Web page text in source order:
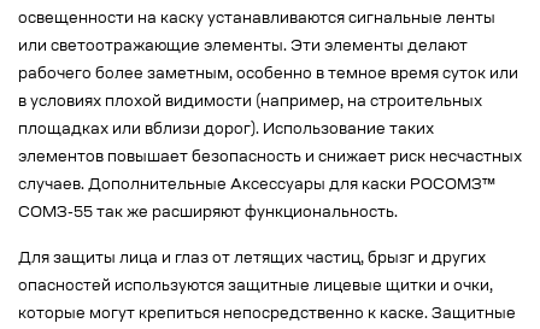
освещенности на каску устанавливаются сигнальные ленты
или светоотражающие элементы. Эти элементы делают
рабочего более заметным, особенно в темное время суток или
в условиях плохой видимости (например, на строительных
площадках или вблизи дорог). Использование таких
элементов повышает безопасность и снижает риск несчастных
случаев. Дополнительные Аксессуары для каски РОСОМЗ™
СОМЗ-55 так же расширяют функциональность.
Для защиты лица и глаз от летящих частиц, брызг и других
опасностей используются защитные лицевые щитки и очки,
которые могут крепиться непосредственно к каске. Защитные